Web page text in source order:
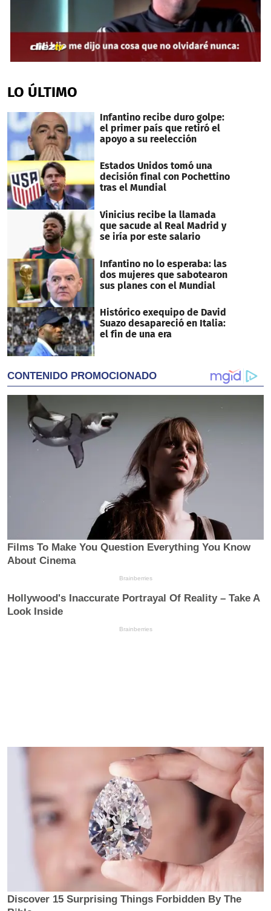
of
26
LO ÚLTIMO
Infantino recibe duro golpe:
el primer país que retiró el
apoyo a su reelección
Estados Unidos tomó una
decisión final con Pochettino
tras el Mundial
Vinicius recibe la llamada
que sacude al Real Madrid y
se iría por este salario
Infantino no lo esperaba: las
dos mujeres que sabotearon
sus planes con el Mundial
Histórico exequipo de David
Suazo desapareció en Italia:
el fin de una era